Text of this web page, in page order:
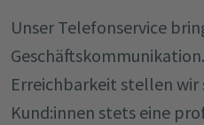
Unser Telefonservice
Erreichbarkeit stellen wir
Kund:innen stets eine